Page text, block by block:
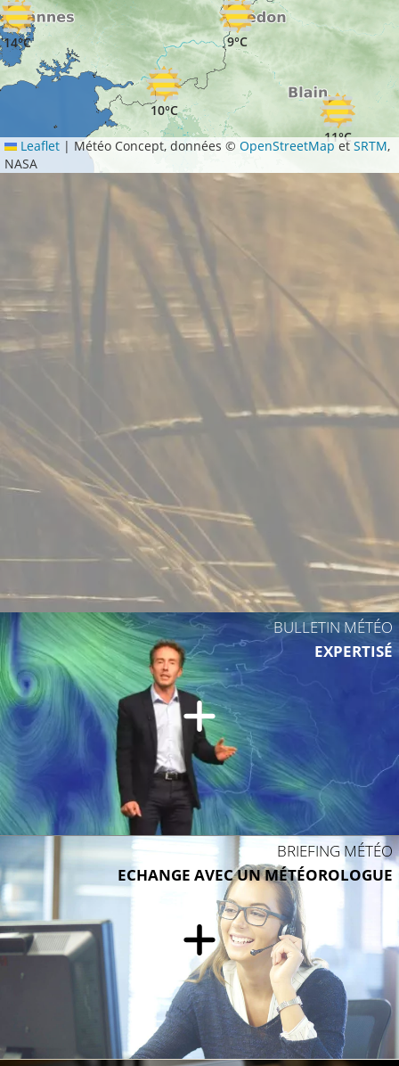
10°C
14°C 9°C
11°C
13°C
Leaflet | Météo Concept, données ©OpenStreetMapetSRTM,
NASA
BULLETIN MÉTÉO
EXPERTISÉ
BRIEFING MÉTÉO
ECHANGE AVEC UN MÉTÉOROLOGUE